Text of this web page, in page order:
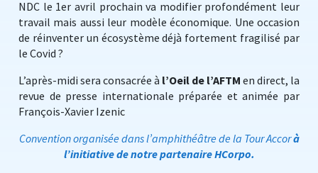
NDC le 1er avril prochain va modifier profondément leur
travail mais aussi leur modèle économique. Une occasion
de réinventer un écosystème déjà fortement fragilisé par
le Covid ?
L’après-midi sera consacrée à l’Oeil de l’AFTM en direct, la
revue de presse internationale préparée et animée par
François-Xavier Izenic
Convention organisée dans l’amphithéâtre de la Tour Accorà
l’initiative de notre partenaire HCorpo.